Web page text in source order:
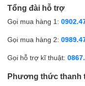
Tổng đài hỗ trợ
Gọi mua hàng 1:
Gọi mua hàng 2:
Gọi hỗ trợ kĩ thuật:
Phương thức thanh